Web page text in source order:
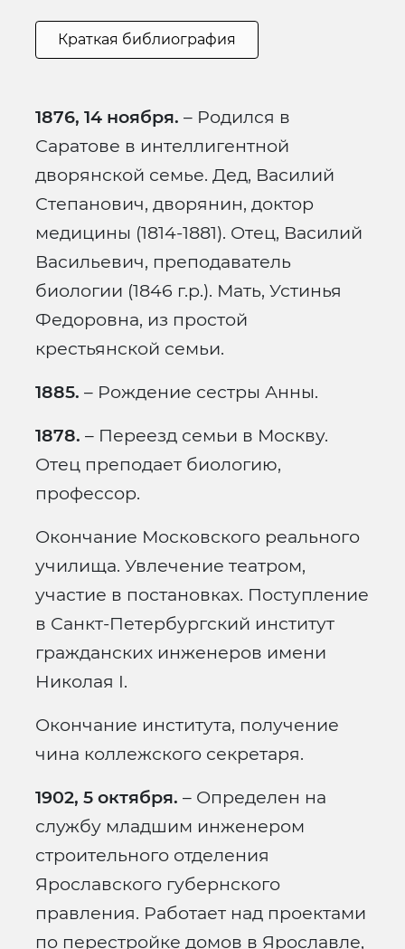
Краткая библиография
1876, 14 ноября. – Родился в
Саратове в интеллигентной
дворянской семье. Дед, Василий
Степанович, дворянин, доктор
медицины (1814-1881). Отец, Василий
Васильевич, преподаватель
биологии (1846 г.р.). Мать, Устинья
Федоровна, из простой
крестьянской семьи.
1885. – Рождение сестры Анны.
1878. – Переезд семьи в Москву.
Отец преподает биологию,
профессор.
Окончание Московского реального
училища. Увлечение театром,
участие в постановках. Поступление
в Санкт-Петербургский институт
гражданских инженеров имени
Николая I.
Окончание института, получение
чина коллежского секретаря.
1902, 5 октября. – Определен на
службу младшим инженером
строительного отделения
Ярославского губернского
правления. Работает над проектами
по перестройке домов в Ярославле,